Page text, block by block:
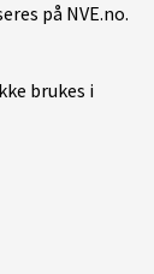
på NVE.no.
brukes i